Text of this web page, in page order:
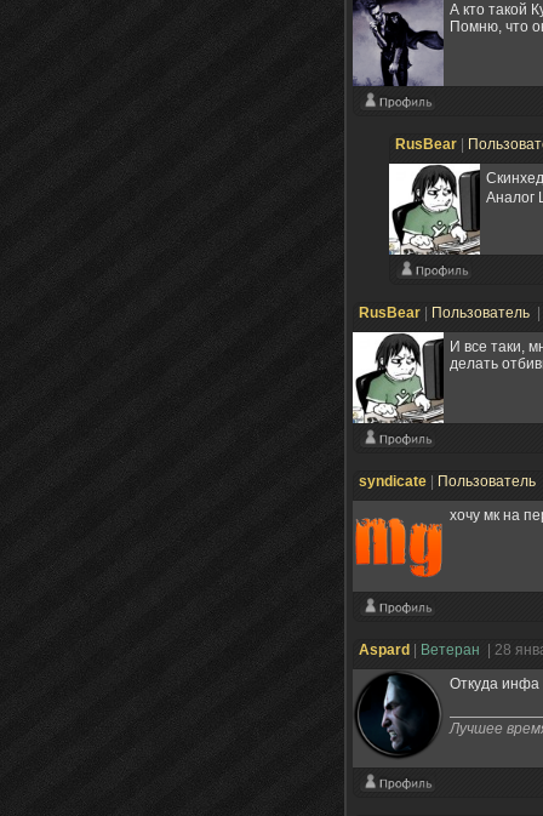
А кто такой
Помню, что
RusBear
Аналог
RusBear Пользователь
И все таки,
делать
syndicate Пользователь
хочу мк на
Aspard Ветеран
| 28
Откуда инфа
Лучшее